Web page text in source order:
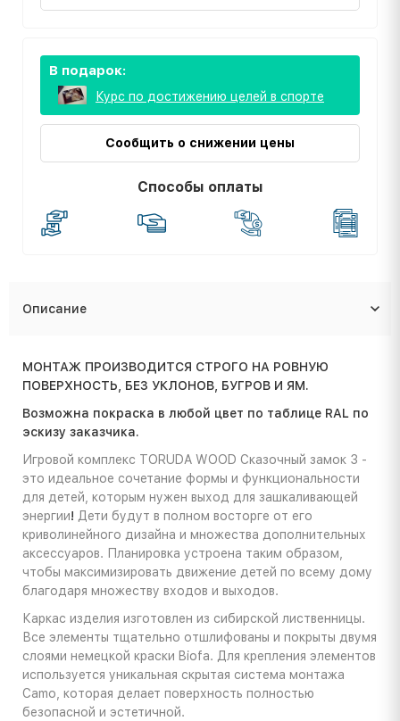
В подарок:
Курс по достижению целей в спорте
Сообщить о снижении цены
Способы оплаты
Описание
МОНТАЖ ПРОИЗВОДИТСЯ СТРОГО НА РОВНУЮ
ПОВЕРХНОСТЬ, БЕЗ УКЛОНОВ, БУГРОВ И ЯМ.
Возможна покраска в любой цвет по таблице RAL по
эскизу заказчика.
Игровой комплекс TORUDA WOOD Сказочный замок 3 -
это идеальное сочетание формы и функциональности
для детей, которым нужен выход для зашкаливающей
энергии! Дети будут в полном восторге от его
криволинейного дизайна и множества дополнительных
аксессуаров. Планировка устроена таким образом,
чтобы максимизировать движение детей по всему дому
благодаря множеству входов и выходов.
Каркас изделия изготовлен из сибирской лиственницы.
Все элементы тщательно отшлифованы и покрыты двумя
слоями немецкой краски Biofa. Для крепления элементов
используется уникальная скрытая система монтажа
Camo, которая делает поверхность полностью
безопасной и эстетичной.